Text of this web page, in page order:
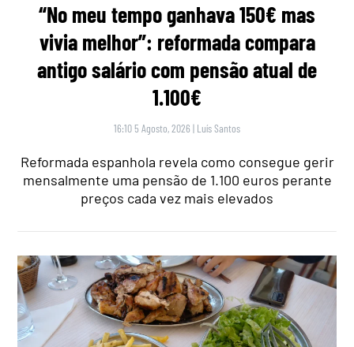
“No meu tempo ganhava 150€ mas
vivia melhor”: reformada compara
antigo salário com pensão atual de
1.100€
16:10 5 Agosto, 2026 | Luís Santos
Reformada espanhola revela como consegue gerir
mensalmente uma pensão de 1.100 euros perante
preços cada vez mais elevados